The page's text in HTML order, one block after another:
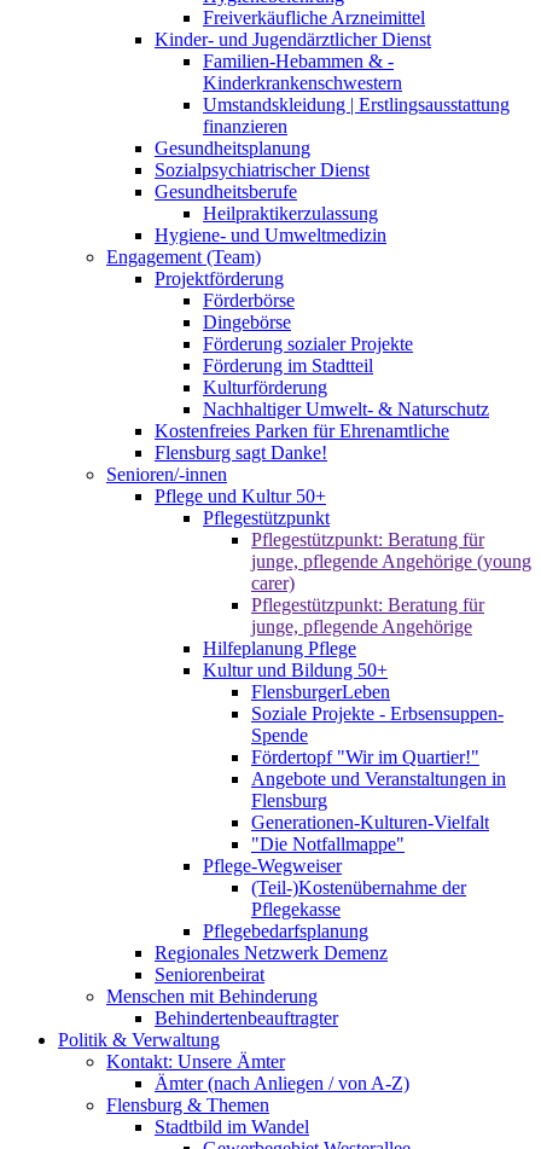
Freiverkäufliche Arzneimittel
Kinder- und Jugendärztlicher Dienst
Familien-Hebammen & -
Kinderkrankenschwestern
Umstandskleidung | Erstlingsausstattung
finanzieren
Gesundheitsplanung
Sozialpsychiatrischer Dienst
Gesundheitsberufe
Heilpraktikerzulassung
Hygiene- und Umweltmedizin
Engagement (Team)
Projektförderung
Förderbörse
Dingebörse
Förderung sozialer Projekte
Förderung im Stadtteil
Kulturförderung
Nachhaltiger Umwelt- & Naturschutz
Kostenfreies Parken für Ehrenamtliche
Flensburg sagt Danke!
Senioren/-innen
Pflege und Kultur 50+
Pflegestützpunkt
Pflegestützpunkt: Beratung für
junge, pflegende Angehörige (young
carer)
Pflegestützpunkt: Beratung für
junge, pflegende Angehörige
Hilfeplanung Pflege
Kultur und Bildung 50+
FlensburgerLeben
Soziale Projekte - Erbsensuppen-
Spende
Fördertopf "Wir im Quartier!"
Angebote und Veranstaltungen in
Flensburg
Generationen-Kulturen-Vielfalt
"Die Notfallmappe"
Pflege-Wegweiser
(Teil-)Kostenübernahme der
Pflegekasse
Pflegebedarfsplanung
Regionales Netzwerk Demenz
Seniorenbeirat
Menschen mit Behinderung
Behindertenbeauftragter
Politik & Verwaltung
Kontakt: Unsere Ämter
Ämter (nach Anliegen / von A-Z)
Flensburg & Themen
Stadtbild im Wandel